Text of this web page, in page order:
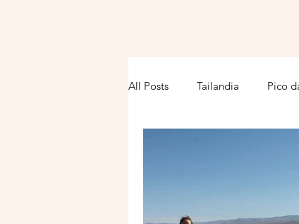
All Posts Tailandia Pico